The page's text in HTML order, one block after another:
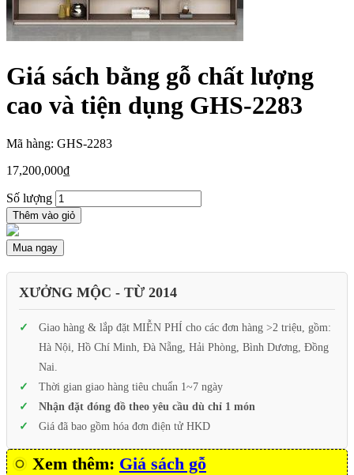
Giá sách bằng gỗ chất lượng
cao và tiện dụng GHS-2283
Mã hàng: GHS-2283
17,200,000₫
Số lượng
Thêm vào giỏ
Mua ngay
XƯỞNG MỘC - TỪ 2014
Giao hàng & lắp đặt MIỄN PHÍ cho các đơn hàng >2 triệu, gồm:
Hà Nội, Hồ Chí Minh, Đà Nẵng, Hải Phòng, Bình Dương, Đồng
Nai.
Thời gian giao hàng tiêu chuẩn 1~7 ngày
Nhận đặt đóng đồ theo yêu cầu dù chỉ 1 món
Giá đã bao gồm hóa đơn điện tử HKD
Xem thêm: Giá sách gỗ